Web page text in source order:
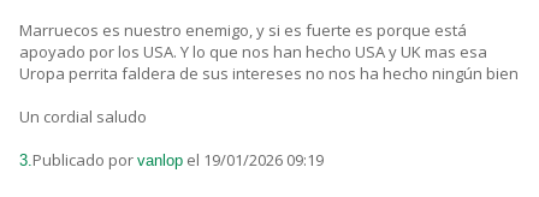
Marruecos es nuestro enemigo, y si es fuerte es porque está
apoyado por los USA. Y lo que nos han hecho USA y UK mas esa
Uropa perrita faldera de sus intereses no nos ha hecho ningún bien
Un cordial saludo
3.Publicado por vanlop el 19/01/2026 09:19